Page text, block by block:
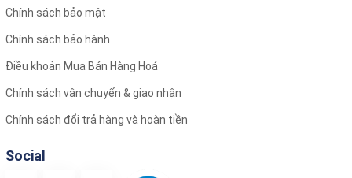
Chính sách bảo mật
Chính sách bảo hành
Điều khoản Mua Bán Hàng Hoá
Chính sách vận chuyển & giao nhận
Chính sách đổi trả hàng và hoàn tiền
Social